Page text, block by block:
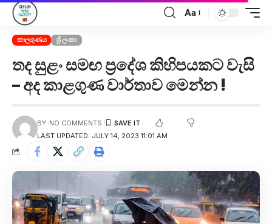
Aa
කාලගුණය ශ්‍රී ලංකා
තද සුළං සමඟ ප්‍රදේශ කිහිපයකට වැසි
– අද කාළගුණ වාර්තාව මෙන්න !
LAST UPDATED: JULY 14, 2023 11:01 AM
BY NO COMMENTS